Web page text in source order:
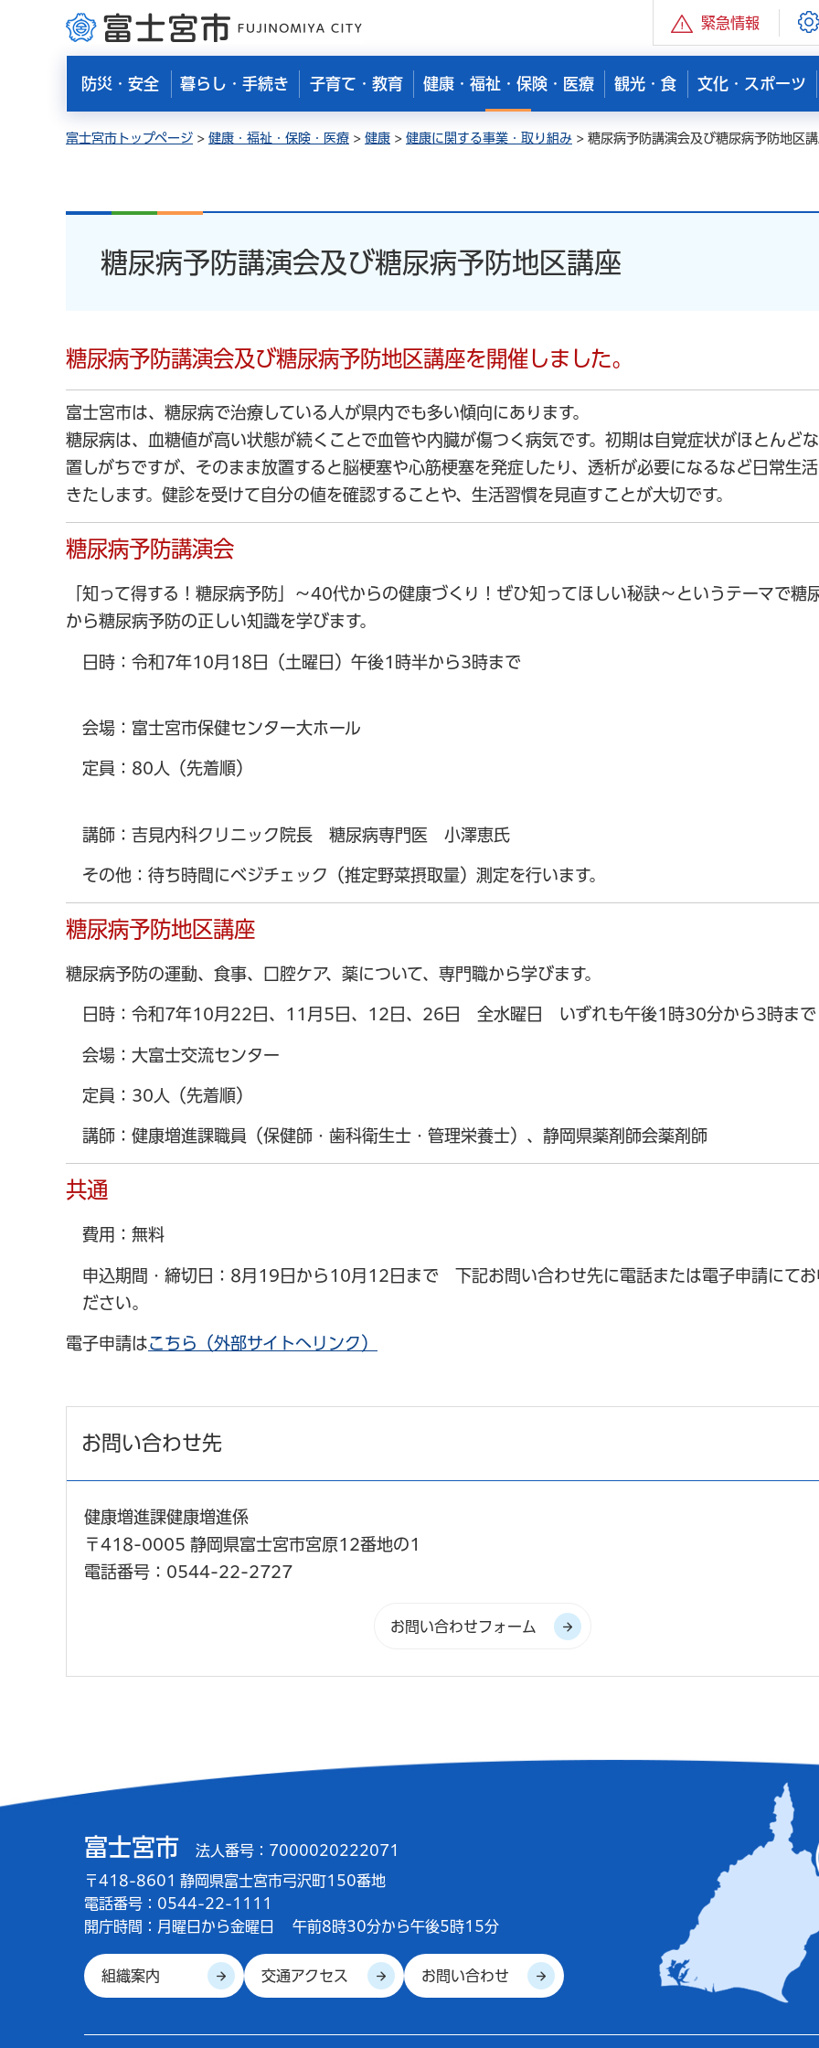
富士宮市 緊急情報
防災・安全 暮らし・手続き 子育て・教育 健康・福祉・保険・医療 観光・食 文化・スポーツ
富士宮市トップページ > 健康・福祉・保険・医療 > 健康 > 健康に関する事業・取り組み > 糖尿病予防講演会及び糖尿病予防地区
糖尿病予防講演会及び糖尿病予防地区講座
糖尿病予防講演会及び糖尿病予防地区講座を開催しました。
富士宮市は、糖尿病で治療している人が県内でも多い傾向にあります。
糖尿病は、血糖値が高い状態が続くことで血管や内臓が傷つく病気です。初期は自覚症状がほとんど
置しがちですが、そのまま放置すると脳梗塞や心筋梗塞を発症したり、透析が必要になるなど日常生
きたします。健診を受けて自分の値を確認することや、生活習慣を見直すことが大切です。
糖尿病予防講演会
「知って得する！糖尿病予防」～40代からの健康づくり！ぜひ知ってほしい秘訣～というテーマで糖
から糖尿病予防の正しい知識を学びます。
日時：令和7年10月18日（土曜日）午後1時半から3時まで
会場：富士宮市保健センター大ホール
定員：80人（先着順）
講師：吉見内科クリニック院長 糖尿病専門医 小澤恵氏
その他：待ち時間にベジチェック（推定野菜摂取量）測定を行います。
糖尿病予防地区講座
糖尿病予防の運動、食事、口腔ケア、薬について、専門職から学びます。
日時：令和7年10月22日、11月5日、12日、26日 全水曜日 いずれも午後1時30分から3時まで
会場：大富士交流センター
定員：30人（先着順）
講師：健康増進課職員（保健師・歯科衛生士・管理栄養士）、静岡県薬剤師会薬剤師
共通
費用：無料
申込期間・締切日：8月19日から10月12日まで 下記お問い合わせ先に電話または電子申請にてお
ださい。
電子申請はこちら（外部サイトへリンク）
お問い合わせ先
健康増進課健康増進係
〒418-0005 静岡県富士宮市宮原12番地の1
電話番号：0544-22-2727
富士宮市 法人番号：7000020222071
〒418-8601 静岡県富士宮市弓沢町150番地
電話番号：0544-22-1111
開庁時間： 月曜日から金曜日 午前8時30分から午後5時15分
組織案内 交通アクセス お問い合わせ